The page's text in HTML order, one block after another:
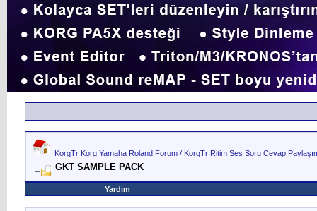
KorgTr Korg Yamaha Roland Forum / KorgTr Ritim Ses Soru Cevap
GKT SAMPLE PACK
Yardım